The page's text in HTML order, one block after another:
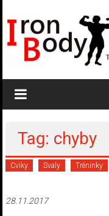
to
content
Tréninky,
fitness,
kulturistika,
posilování,
výživa
Kulturistika,
Tag: chyby
Cviky Svaly Tréninky
28.11.2017